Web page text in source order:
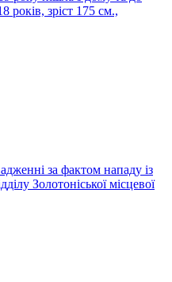
зріст 175 см.,
за фактом нападу із
Золотоніської місцевої